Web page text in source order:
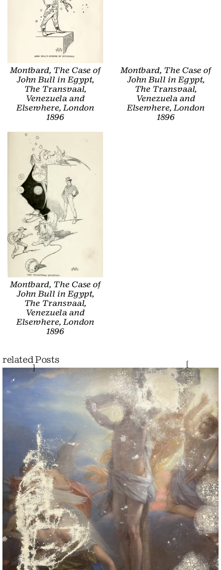
Montbard, The Case of
John Bull in Egypt,
The Transvaal,
Venezuela and
Elsewhere, London
1896
Montbard, The Case of
John Bull in Egypt,
The Transvaal,
Venezuela and
Elsewhere, London
1896
Montbard, The Case of
John Bull in Egypt,
The Transvaal,
Venezuela and
Elsewhere, London
1896
related Posts
] [